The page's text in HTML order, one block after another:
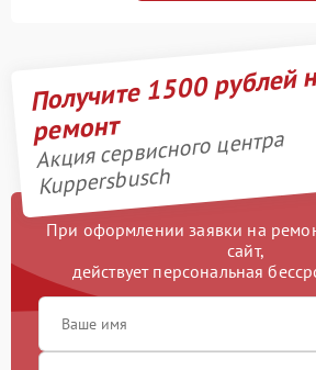
Получите 1500 рублей
ремонт
Акция сервисного центра
Kuppersbusch
При оформлении заявки на
сайт,
действует персональная